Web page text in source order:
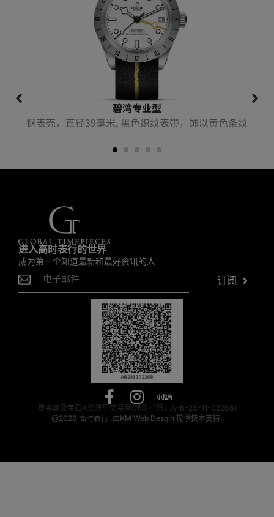
碧湾专业型
钢表壳，直径39毫米, 黑色织纹表带，饰以黄色条纹
进入高时表行的世界
成为第一个知道最新和最好资讯的人
订阅
贵金属及宝石A类注册交易商(注册号码：A-B-23-11-02268)
@2026 高时表行. 由KM Web Desgin 提供技术支持.